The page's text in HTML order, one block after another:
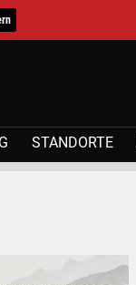
STANDORTE